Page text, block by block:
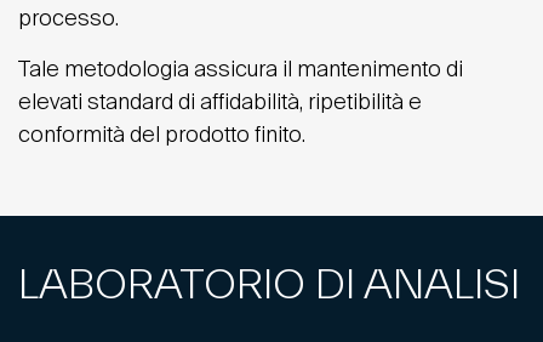
processo.
Tale metodologia assicura il mantenimento di
elevati standard di affidabilità, ripetibilità e
conformità del prodotto finito.
LABORATORIO DI ANALISI